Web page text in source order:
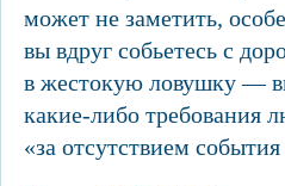
может не заметить,
вы вдруг собьетесь с
в жестокую ловушку —
какие-либо требования
«за отсутствием